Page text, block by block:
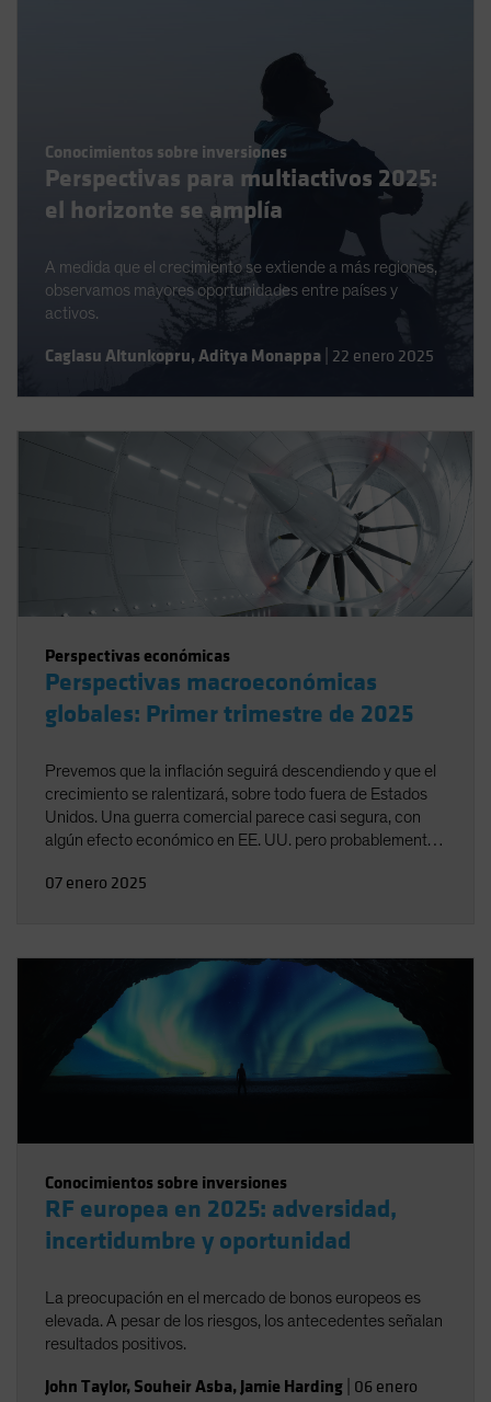
Conocimientos sobre inversiones
Perspectivas para multiactivos 2025:
el horizonte se amplía
A medida que el crecimiento se extiende a más regiones,
observamos mayores oportunidades entre países y
activos.
Caglasu Altunkopru,Aditya Monappa 22 enero 2025
Perspectivas económicas
Perspectivas macroeconómicas
globales: Primer trimestre de 2025
Prevemos que la inflación seguirá descendiendo y que el
crecimiento se ralentizará, sobre todo fuera de Estados
Unidos. Una guerra comercial parece casi segura, con
algún efecto económico en EE. UU. pero probablemente
parece estar bien posicionada para responder a los
07 enero 2025
Conocimientos sobre inversiones
RF europea en 2025: adversidad,
incertidumbre y oportunidad
La preocupación en el mercado de bonos europeos es
elevada. A pesar de los riesgos, los antecedentes señalan
resultados positivos.
John Taylor, Souheir Asba, Jamie Harding 06 enero